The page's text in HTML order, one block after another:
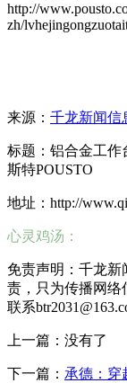
http://
zh/
来源： 千龙新闻信
标题：铝合金工作
斯特POUSTO
地址：http://
心灵鸡汤：
免责声明：千龙新
责，只为传播网络
联系
上一篇：没有了
下一篇： 承德：穿